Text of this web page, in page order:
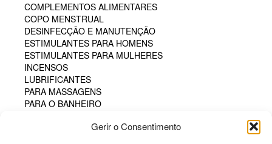
Gerir o Consentimento
COMPLEMENTOS ALIMENTARES
COPO MENSTRUAL
DESINFECÇÃO E MANUTENÇÃO
ESTIMULANTES PARA HOMENS
ESTIMULANTES PARA MULHERES
INCENSOS
LUBRIFICANTES
PARA MASSAGENS
PARA O BANHEIRO